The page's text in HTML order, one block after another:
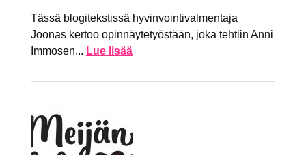
Tässä blogitekstissä hyvinvointivalmentaja
Joonas kertoo opinnäytetyöstään, joka tehtiin Anni
Immosen... Lue lisää